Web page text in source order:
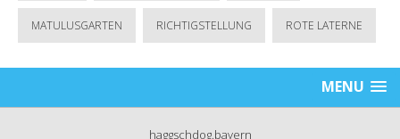
MATULUSGARTEN RICHTIGSTELLUNG ROTE LATERNE
MENU
haggschdog.bayern